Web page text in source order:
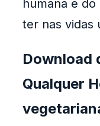
humana e
ter nas vidas
Download
Qualquer